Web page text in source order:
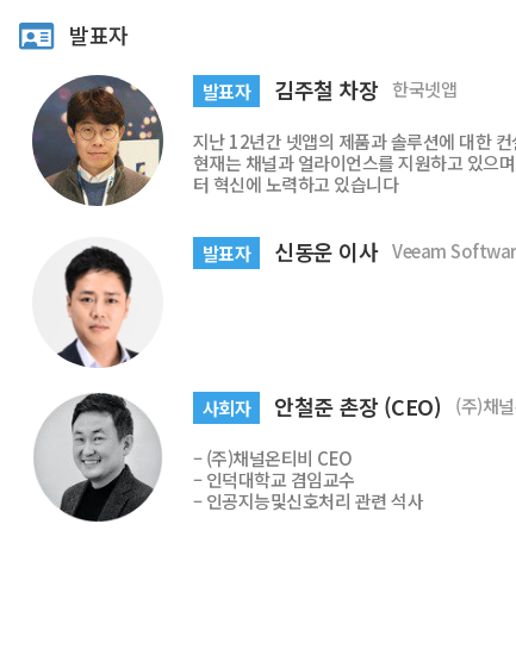
발표자
발표자 김주철 차장 한국넷앱
지난 12년간 넷앱의 제품과 솔루션에 대한
현재는 채널과 얼라이언스를 지원하고 있으
터 혁신에 노력하고 있습니다
발표자 신동운 이사 Veeam
사회자 안철준 촌장 (CEO) (주)채
– (주)채널온티비 CEO
– 인덕대학교 겸임교수
– 인공지능및신호처리 관련 석사